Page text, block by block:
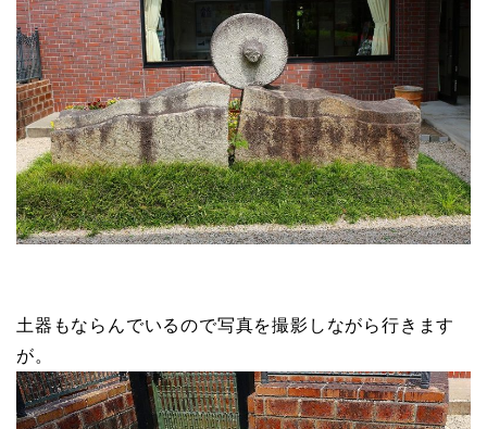
土器もならんでいるので写真を撮影しながら行きます
が。